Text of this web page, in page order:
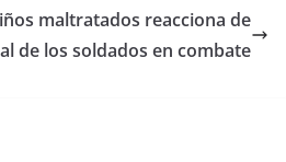
maltratados reacciona de
de los soldados en combate